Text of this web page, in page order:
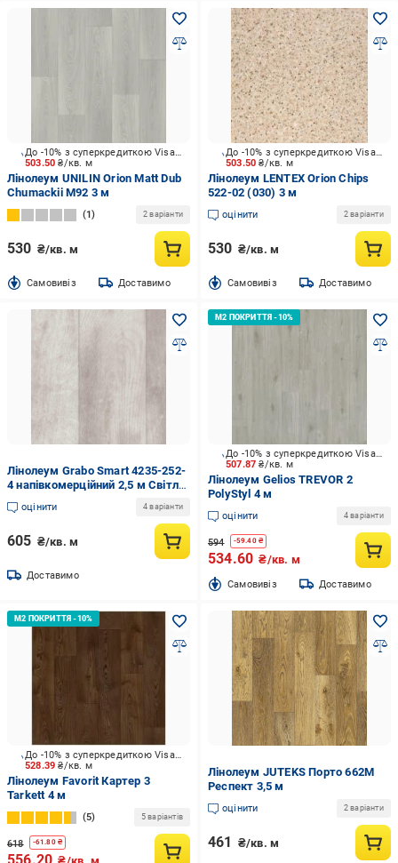
503.50₴/кв. м
До -10% з суперкредиткою Visa Вигода
Лінолеум UNILIN Orion Matt Dub
Chumackii M92 3 м
1 2 варіанти
530 ₴/кв. м
Cамовивіз Доставимо
503.50₴/кв. м
До -10% з суперкредиткою Visa Вигода
Лінолеум LENTEX Orion Chips
522-02 (030) 3 м
оцінити 2 варіанти
530 ₴/кв. м
Cамовивіз Доставимо
Лінолеум Grabo Smart 4235-252-
4 напівкомерційний 2,5 м Світле
дерево (4235-252-425)
оцінити 4 варіанти
605 ₴/кв. м
Доставимо
507.87₴/кв. м
До -10% з суперкредиткою Visa Вигода
Лінолеум Gelios TREVOR 2
PolyStyl 4 м
оцінити 4 варіанти
594 -59.40₴
534.60 ₴/кв. м
Cамовивіз Доставимо
528.39₴/кв. м
До -10% з суперкредиткою Visa Вигода
Лінолеум Favorit Картер 3
Tarkett 4 м
5 5 варіантів
618 -61.80₴
Лінолеум JUTEKS Порто 662М
Респект 3,5 м
оцінити 2 варіанти
461 ₴/кв. м